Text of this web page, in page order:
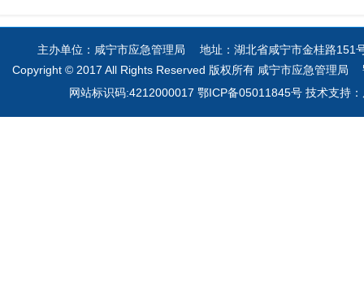
主办单位：咸宁市应急管理局 地址：湖北省咸宁市金桂路
Copyright © 2017 All Rights Reserved 版权所有 咸宁市应急管理局
网站标识码:4212000017 鄂ICP备05011845号 技术支持